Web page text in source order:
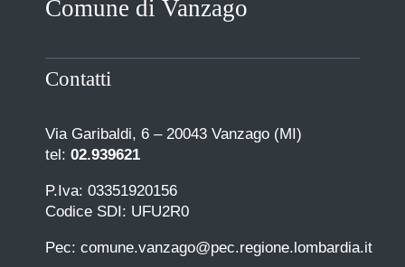
COMUNICAZIONE
Comune di Vanzago
Contatti
Via Garibaldi, 6 – 20043 Vanzago (MI)
tel: 02.939621
P.Iva: 03351920156
Codice SDI: UFU2R0
Pec: comune.vanzago@pec.regione.lombardia.it